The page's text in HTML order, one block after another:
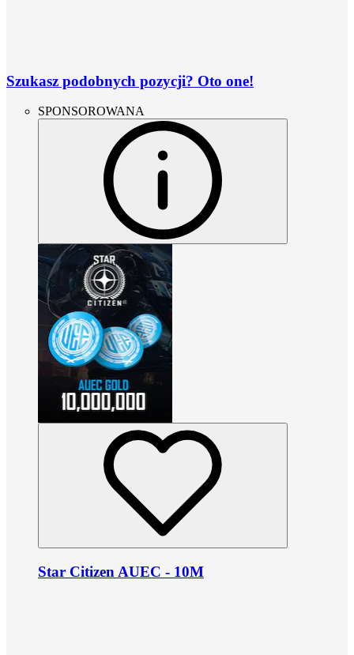
Szukasz podobnych pozycji? Oto one!
SPONSOROWANA
Star Citizen AUEC - 10M